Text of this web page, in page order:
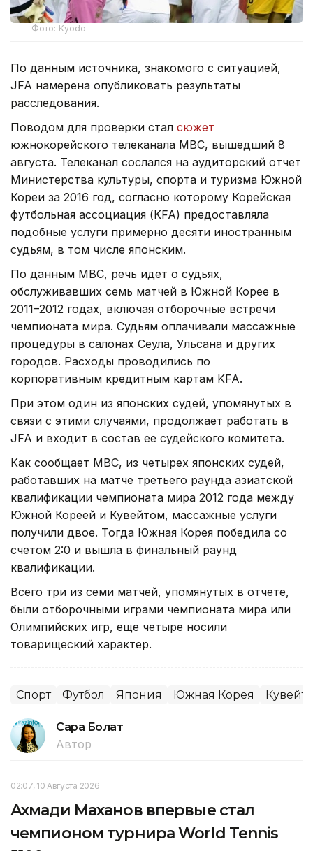
Фото: Kyodo
По данным источника, знакомого с ситуацией,
JFA намерена опубликовать результаты
расследования.
Поводом для проверки стал сюжет
южнокорейского телеканала MBC, вышедший 8
августа. Телеканал сослался на аудиторский отчет
Министерства культуры, спорта и туризма Южной
Кореи за 2016 год, согласно которому Корейская
футбольная ассоциация (KFA) предоставляла
подобные услуги примерно десяти иностранным
судьям, в том числе японским.
По данным MBC, речь идет о судьях,
обслуживавших семь матчей в Южной Корее в
2011–2012 годах, включая отборочные встречи
чемпионата мира. Судьям оплачивали массажные
процедуры в салонах Сеула, Ульсана и других
городов. Расходы проводились по
корпоративным кредитным картам KFA.
При этом один из японских судей, упомянутых в
связи с этими случаями, продолжает работать в
JFA и входит в состав ее судейского комитета.
Как сообщает MBC, из четырех японских судей,
работавших на матче третьего раунда азиатской
квалификации чемпионата мира 2012 года между
Южной Кореей и Кувейтом, массажные услуги
получили двое. Тогда Южная Корея победила со
счетом 2:0 и вышла в финальный раунд
квалификации.
Всего три из семи матчей, упомянутых в отчете,
были отборочными играми чемпионата мира или
Олимпийских игр, еще четыре носили
товарищеский характер.
Спорт Футбол Япония Южная Корея Кувейт
Сара Болат
Автор
02:07, 10 Августа 2026
Ахмади Маханов впервые стал
чемпионом турнира World Tennis